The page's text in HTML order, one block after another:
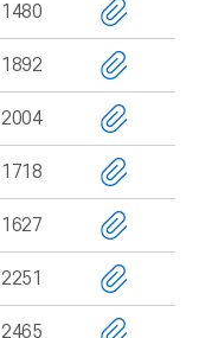
1480
1892
2004
1718
1627
2251
2465